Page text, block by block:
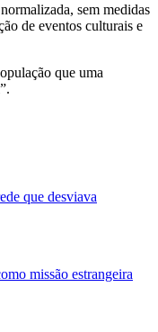
sem medidas
de eventos culturais e
que uma
que desviava
missão estrangeira